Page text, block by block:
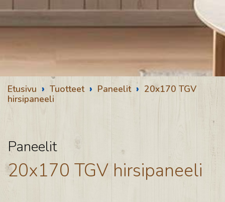
Etusivu › Tuotteet › Paneelit › 20x170 TGV
hirsipaneeli
Paneelit
20x170 TGV hirsipaneeli